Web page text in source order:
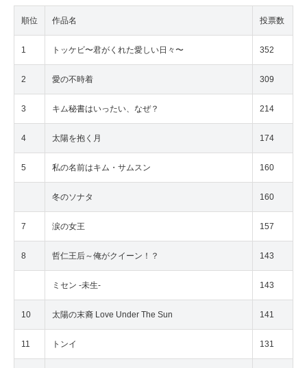
順位 作品名 投票数
1 トッケビ〜君がくれた愛しい日々〜 352
2 愛の不時着 309
3 キム秘書はいったい、なぜ？ 214
4 太陽を抱く月 174
5 私の名前はキム・サムスン 160
冬のソナタ 160
7 涙の女王 157
8 哲仁王后～俺がクイーン！？ 143
ミセン -未生- 143
10 太陽の末裔 Love Under The Sun 141
11 トンイ 131